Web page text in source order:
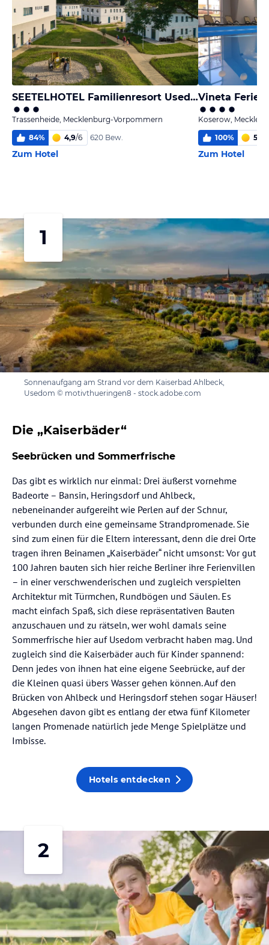
SEETELHOTEL Familienresort Usedom
Trassenheide, Mecklenburg-Vorpommern
84% 4,9/6 620 Bew.
Zum Hotel
Vineta
Koserow,
100% 5,7
Zum Hotel
1
Sonnenaufgang am Strand vor dem Kaiserbad Ahlbeck,
Usedom © motivthueringen8 - stock.adobe.com
Die „Kaiserbäder“
Seebrücken und Sommerfrische
Das gibt es wirklich nur einmal: Drei äußerst vornehme
Badeorte – Bansin, Heringsdorf und Ahlbeck,
nebeneinander aufgereiht wie Perlen auf der Schnur,
verbunden durch eine gemeinsame Strandpromenade. Sie
sind zum einen für die Eltern interessant, denn die drei Orte
tragen ihren Beinamen „Kaiserbäder“ nicht umsonst: Vor gut
100 Jahren bauten sich hier reiche Berliner ihre Ferienvillen
– in einer verschwenderischen und zugleich verspielten
Architektur mit Türmchen, Rundbögen und Säulen. Es
macht einfach Spaß, sich diese repräsentativen Bauten
anzuschauen und zu rätseln, wer wohl damals seine
Sommerfrische hier auf Usedom verbracht haben mag. Und
zugleich sind die Kaiserbäder auch für Kinder spannend:
Denn jedes von ihnen hat eine eigene Seebrücke, auf der
die Kleinen quasi übers Wasser gehen können. Auf den
Brücken von Ahlbeck und Heringsdorf stehen sogar Häuser!
Abgesehen davon gibt es entlang der etwa fünf Kilometer
langen Promenade natürlich jede Menge Spielplätze und
Imbisse.
Hotels entdecken
2